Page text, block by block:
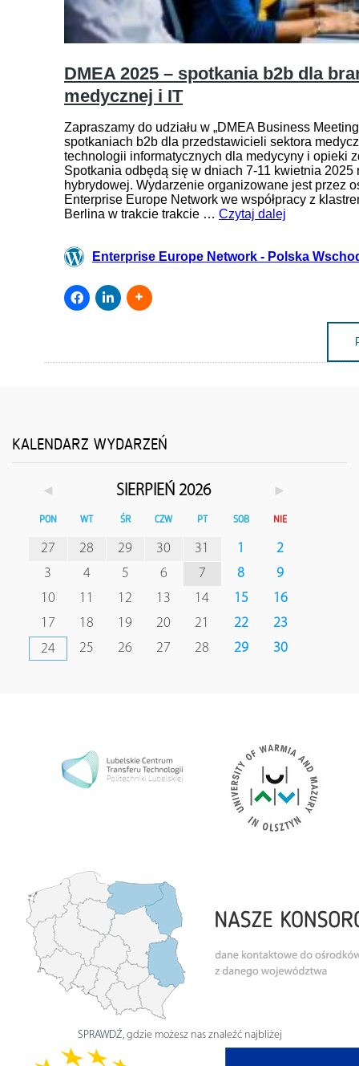
KALENDARZ WYDARZEŃ
◄ SIERPIEŃ 2026 ►
PON WT ŚR CZW PT SOB NIE
27 28 29 30 31 1
2
3
4 5 6 7 8
9
10
11 12 13 14 15
16
17
18 19 20 21 22
23
24
25 26 27 28 29 30
SPRAWDŹ, gdzie możesz nas znaleźć najbliżej